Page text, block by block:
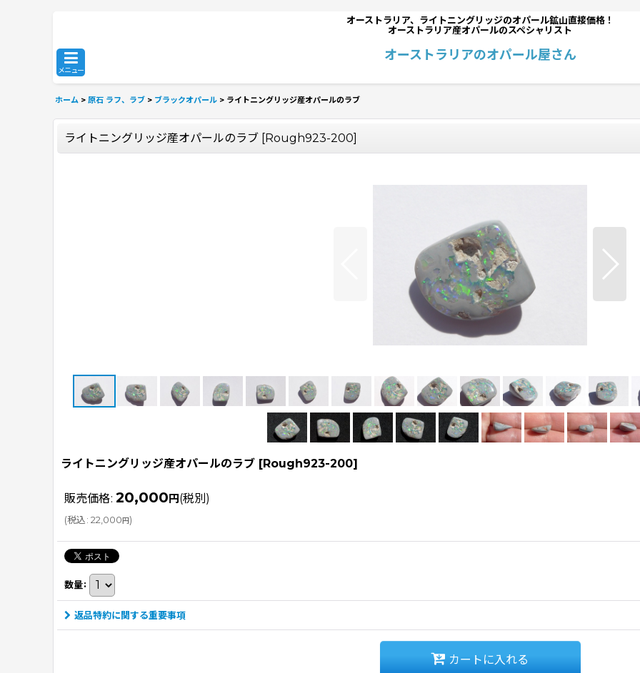
オーストラリア、ライトニングリッジのオパール鉱山直接価格！
オーストラリア産オパールのスペシャリスト
メニュー
オーストラリアのオパール屋さん
ホーム > 原石 ラフ、ラブ > ブラックオパール > ライトニングリッジ産オパールのラブ
ライトニングリッジ産オパールのラブ [Rough923-200]
ライトニングリッジ産オパールのラブ [Rough923-200]
販売価格: 20,000円(税別)
(税込: 22,000円)
数量:
返品特約に関する重要事項
カートに入れる